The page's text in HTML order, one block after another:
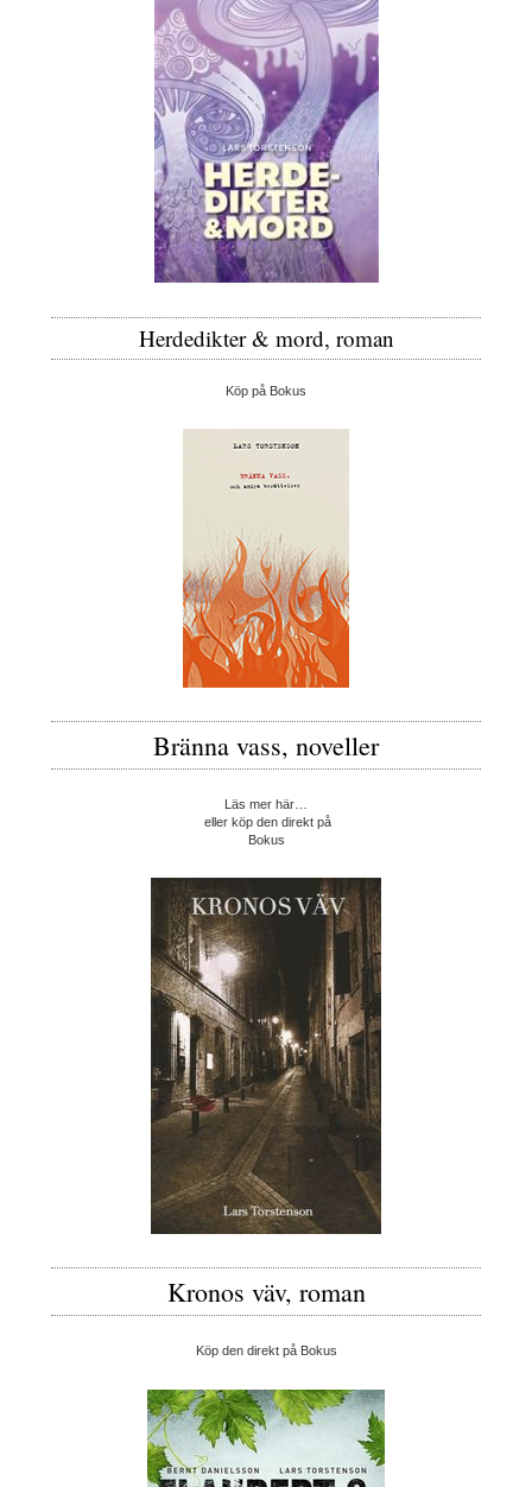
Herdedikter & mord, roman
Köp på Bokus
Bränna vass, noveller
Läs mer här…
eller köp den direkt på
Bokus
Kronos väv, roman
Köp den direkt på Bokus